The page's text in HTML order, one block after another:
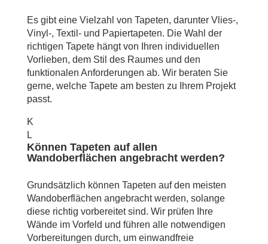
Es gibt eine Vielzahl von Tapeten, darunter Vlies-,
Vinyl-, Textil- und Papiertapeten. Die Wahl der
richtigen Tapete hängt von Ihren individuellen
Vorlieben, dem Stil des Raumes und den
funktionalen Anforderungen ab. Wir beraten Sie
gerne, welche Tapete am besten zu Ihrem Projekt
passt.
K
L
Können Tapeten auf allen
Wandoberflächen angebracht werden?
Grundsätzlich können Tapeten auf den meisten
Wandoberflächen angebracht werden, solange
diese richtig vorbereitet sind. Wir prüfen Ihre
Wände im Vorfeld und führen alle notwendigen
Vorbereitungen durch, um einwandfreie